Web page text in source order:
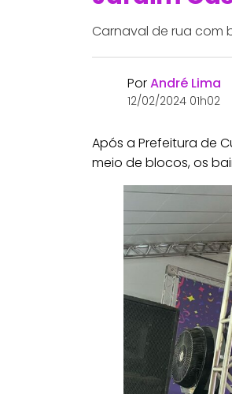
Carnaval de rua com
PorAndré Lima
12/02/2024 01h02
Após a Prefeitura de
meio de blocos, os